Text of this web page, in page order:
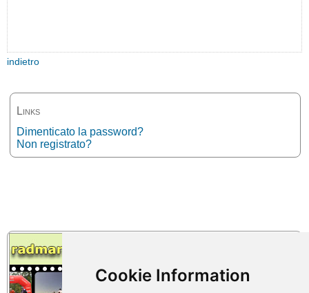
Links
Dimenticato la password?
Non registrato?
indietro